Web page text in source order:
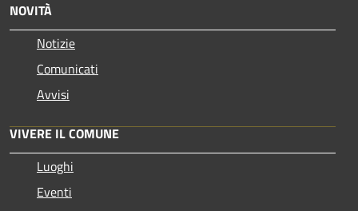
NOVITÀ
Notizie
Comunicati
Avvisi
VIVERE IL COMUNE
Luoghi
Eventi